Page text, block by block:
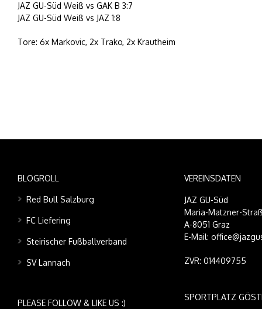
JAZ GU-Süd Weiß vs GAK B 3:7
JAZ GU-Süd Weiß vs JAZ 1:8
Tore: 6x Markovic, 2x Trako, 2x Krautheim
BLOGROLL
Red Bull Salzburg
FC Liefering
Steirischer Fußballverband
SV Lannach
PLEASE FOLLOW & LIKE US :)
VEREINSDATEN
JAZ GU-Süd
Maria-Matzner-
A-8051 Graz
E-Mail:
ZVR: 014409755
SPORTPLATZ